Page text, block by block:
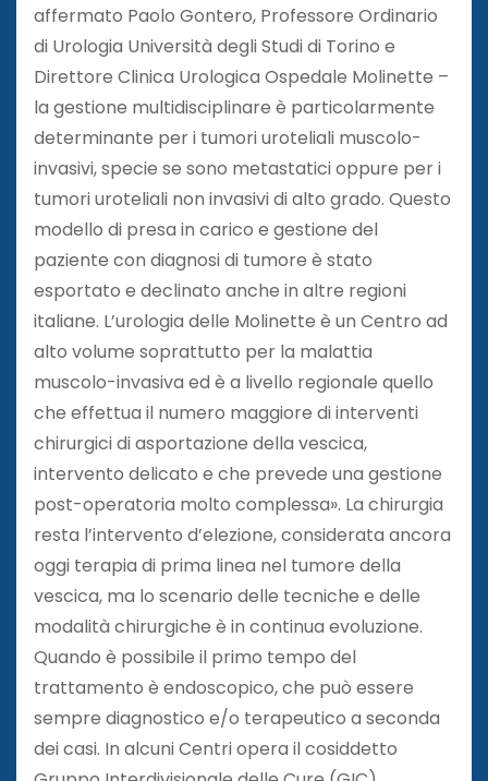
affermato Paolo Gontero, Professore Ordinario
di Urologia Università degli Studi di Torino e
Direttore Clinica Urologica Ospedale Molinette –
la gestione multidisciplinare è particolarmente
determinante per i tumori uroteliali muscolo-
invasivi, specie se sono metastatici oppure per i
tumori uroteliali non invasivi di alto grado. Questo
modello di presa in carico e gestione del
paziente con diagnosi di tumore è stato
esportato e declinato anche in altre regioni
italiane. L’urologia delle Molinette è un Centro ad
alto volume soprattutto per la malattia
muscolo-invasiva ed è a livello regionale quello
che effettua il numero maggiore di interventi
chirurgici di asportazione della vescica,
intervento delicato e che prevede una gestione
post-operatoria molto complessa». La chirurgia
resta l’intervento d’elezione, considerata ancora
oggi terapia di prima linea nel tumore della
vescica, ma lo scenario delle tecniche e delle
modalità chirurgiche è in continua evoluzione.
Quando è possibile il primo tempo del
trattamento è endoscopico, che può essere
sempre diagnostico e/o terapeutico a seconda
dei casi. In alcuni Centri opera il cosiddetto